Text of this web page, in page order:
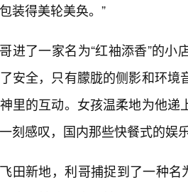
装得美轮美奂。”
进了一家名为“红袖添香”的
安全，只有朦胧的侧影和环
里的互动。女孩温柔地为他
刻感叹，国内那些快餐式的娱
田新地，利哥捕捉到了一种名